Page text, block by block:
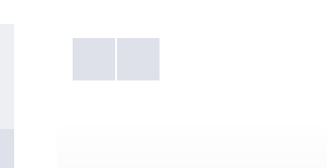
Galéria